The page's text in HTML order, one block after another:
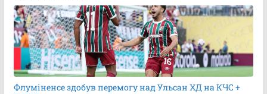
Флуміненсе здобув перемогу над Ульсан ХД на КЧС +